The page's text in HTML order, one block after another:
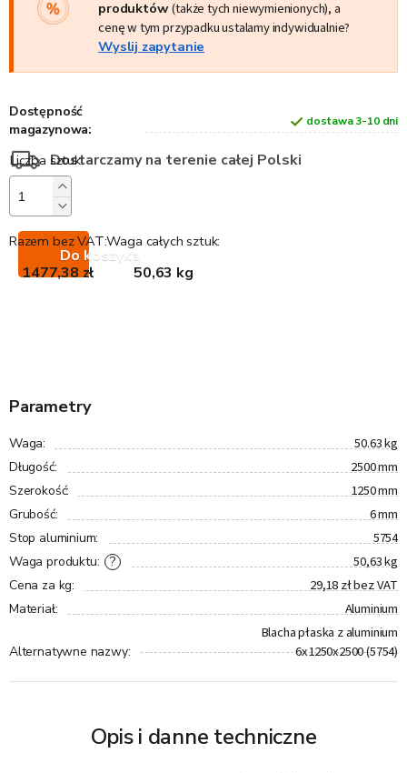
produktów(także tych niewymienionych), a
cenę w tym przypadku ustalamy indywidualnie?
Wyslij zapytanie
Dostępność
magazynowa:
dostawa 3-10 dni
Dostarczamy na terenie całej Polski
Do koszyka
Waga całych sztuk:
50,63 kg
Razem bez VAT:
1477,38 zł
Parametry
Waga: 50.63 kg
Długość: 2500 mm
Szerokość: 1250 mm
Grubość: 6 mm
Stop aluminium: 5754
?
Waga produktu: 50,63 kg
Cena za kg: 29,18 zł bez VAT
Materiał: Aluminium
Alternatywne nazwy:
Blacha płaska z aluminium
6x1250x2500 (5754)
Opis i danne techniczne